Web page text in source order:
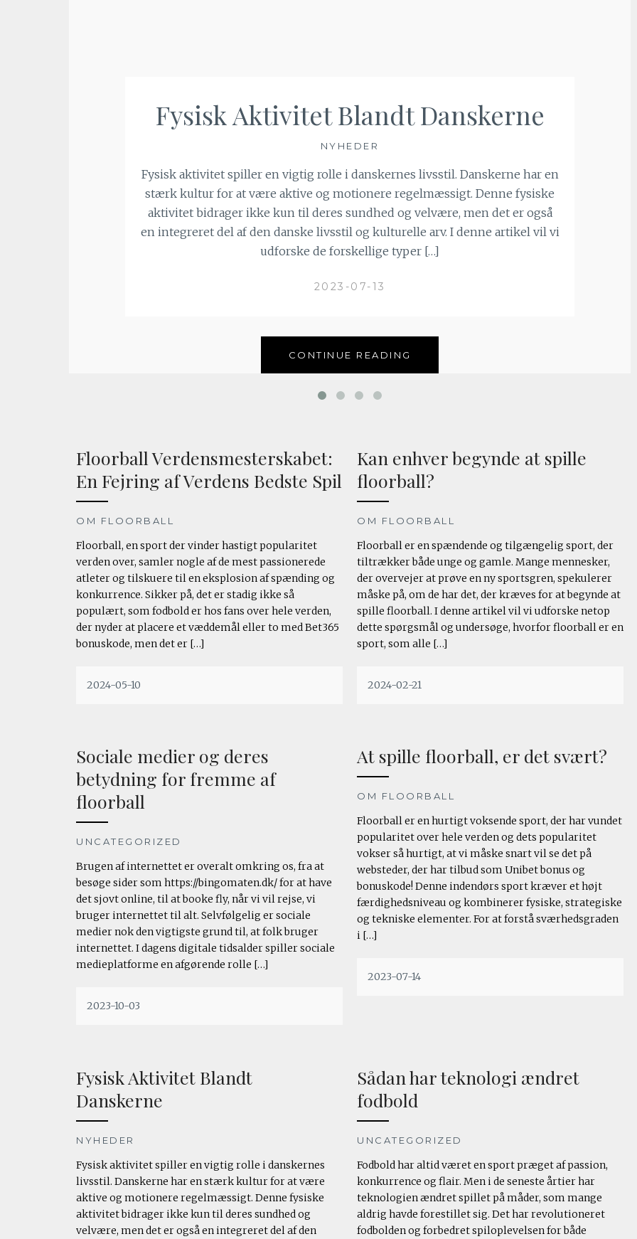
Fysisk Aktivitet Blandt Danskerne
NYHEDER
Fysisk aktivitet spiller en vigtig rolle i danskernes livsstil. Danskerne har en
stærk kultur for at være aktive og motionere regelmæssigt. Denne fysiske
aktivitet bidrager ikke kun til deres sundhed og velvære, men det er også
en integreret del af den danske livsstil og kulturelle arv. I denne artikel vil vi
udforske de forskellige typer […]
2023-07-13
CONTINUE READING
Floorball Verdensmesterskabet:
En Fejring af Verdens Bedste Spil
OM FLOORBALL
Floorball, en sport der vinder hastigt popularitet
verden over, samler nogle af de mest passionerede
atleter og tilskuere til en eksplosion af spænding og
konkurrence. Sikker på, det er stadig ikke så
populært, som fodbold er hos fans over hele verden,
der nyder at placere et væddemål eller to med Bet365
bonuskode, men det er […]
2024-05-10
Kan enhver begynde at spille
floorball?
OM FLOORBALL
Floorball er en spændende og tilgængelig sport, der
tiltrækker både unge og gamle. Mange mennesker,
der overvejer at prøve en ny sportsgren, spekulerer
måske på, om de har det, der kræves for at begynde at
spille floorball. I denne artikel vil vi udforske netop
dette spørgsmål og undersøge, hvorfor floorball er en
sport, som alle […]
2024-02-21
Sociale medier og deres
betydning for fremme af
floorball
UNCATEGORIZED
Brugen af internettet er overalt omkring os, fra at
besøge sider som https://bingomaten.dk/ for at have
det sjovt online, til at booke fly, når vi vil rejse, vi
bruger internettet til alt. Selvfølgelig er sociale
medier nok den vigtigste grund til, at folk bruger
internettet. I dagens digitale tidsalder spiller sociale
medieplatforme en afgørende rolle […]
2023-10-03
At spille floorball, er det svært?
OM FLOORBALL
Floorball er en hurtigt voksende sport, der har vundet
popularitet over hele verden og dets popularitet
vokser så hurtigt, at vi måske snart vil se det på
websteder, der har tilbud som Unibet bonus og
bonuskode! Denne indendørs sport kræver et højt
færdighedsniveau og kombinerer fysiske, strategiske
og tekniske elementer. For at forstå sværhedsgraden
i […]
2023-07-14
Fysisk Aktivitet Blandt
Danskerne
NYHEDER
Fysisk aktivitet spiller en vigtig rolle i danskernes
livsstil. Danskerne har en stærk kultur for at være
aktive og motionere regelmæssigt. Denne fysiske
aktivitet bidrager ikke kun til deres sundhed og
velvære, men det er også en integreret del af den
Sådan har teknologi ændret
fodbold
UNCATEGORIZED
Fodbold har altid været en sport præget af passion,
konkurrence og flair. Men i de seneste årtier har
teknologien ændret spillet på måder, som mange
aldrig havde forestillet sig. Det har revolutioneret
fodbolden og forbedret spiloplevelsen for både